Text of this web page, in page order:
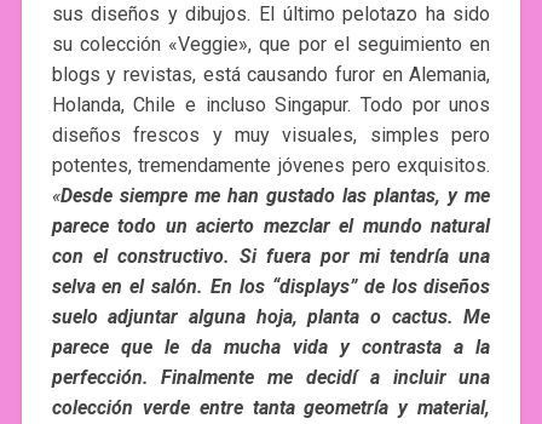
sus diseños y dibujos. El último pelotazo ha sido
su colección «Veggie», que por el seguimiento en
blogs y revistas, está causando furor en Alemania,
Holanda, Chile e incluso Singapur. Todo por unos
diseños frescos y muy visuales, simples pero
potentes, tremendamente jóvenes pero exquisitos.
«Desde siempre me han gustado las plantas, y me
parece todo un acierto mezclar el mundo natural
con el constructivo. Si fuera por mi tendría una
selva en el salón.En los “displays” de los diseños
suelo adjuntar alguna hoja, planta o cactus. Me
parece que le da mucha vida y contrasta a la
perfección.Finalmente me decidí a incluir una
colección verde entre tanta geometría y material,